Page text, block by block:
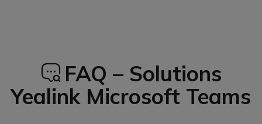
Icon
FAQ – Solutions
Yealink Microsoft Teams